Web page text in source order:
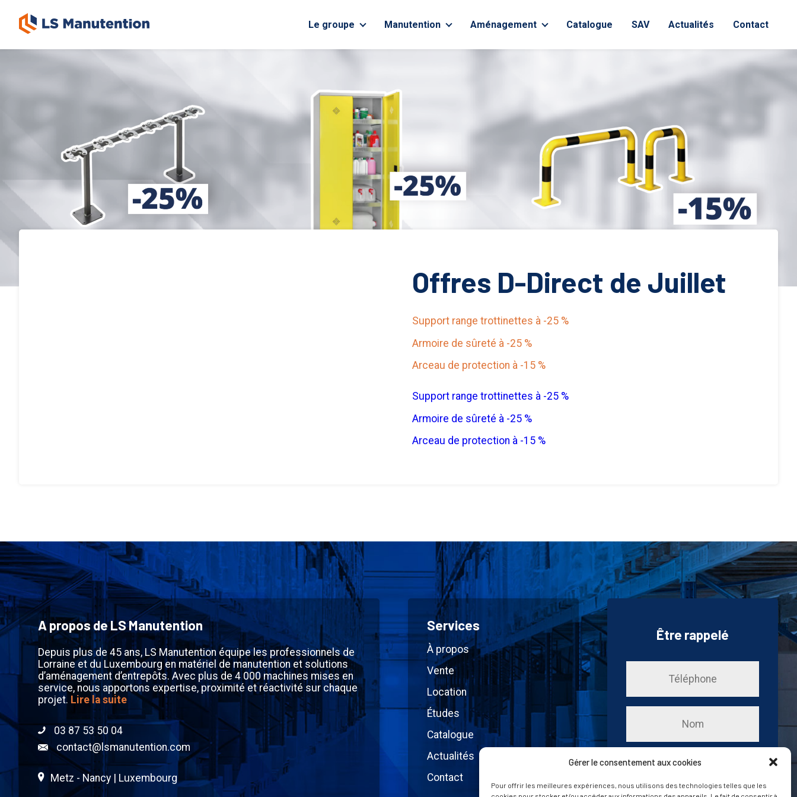
Gérer le consentement aux cookies
Pour offrir les meilleures expériences, nous utilisons des technologies telles que les
Le groupe
Metz – Nancy
Luxembourg
Manutention
Vente du matériel
d’occasion
Location courte
Location longue
durée
Aménagement Catalogue SAV Actualités Contact
Offres D-Direct de Juillet
Support range trottinettes à -25 %
Armoire de sûreté à -25 %
Arceau de protection à -15 %
Support range trottinettes à -25 %
Armoire de sûreté à -25 %
Arceau de protection à -15 %
A propos de LS Manutention
Depuis plus de 45 ans, LS Manutention équipe les professionnels de
Lorraine et du Luxembourg en matériel de manutention et solutions
d’aménagement d’entrepôts. Avec plus de 4 000 machines mises en
service, nous apportons expertise, proximité et réactivité sur chaque
projet. Lire la suite
03 87 53 50 04
contact@lsmanutention.com
Metz - Nancy | Luxembourg
Services
À propos
Vente
Location
Études
Catalogue
Actualités
Contact
Être rappelé